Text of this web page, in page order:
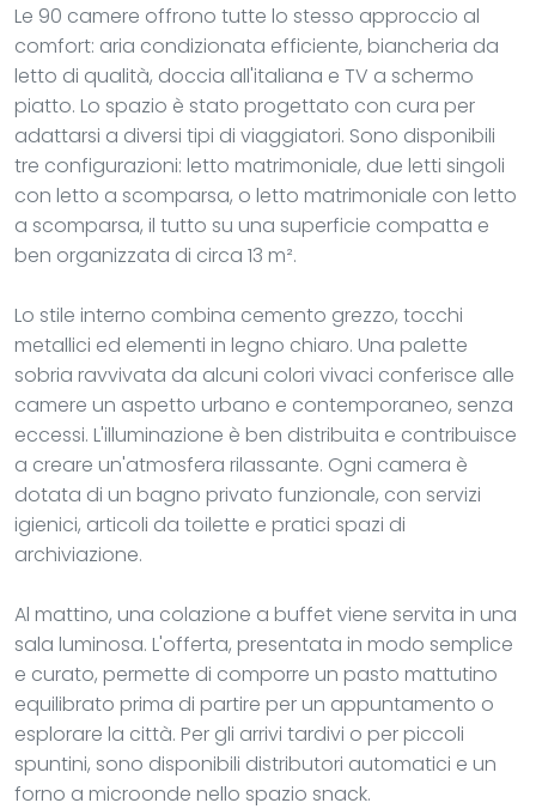
Le 90 camere offrono tutte lo stesso approccio al
comfort: aria condizionata efficiente, biancheria da
letto di qualità, doccia all'italiana e TV a schermo
piatto. Lo spazio è stato progettato con cura per
adattarsi a diversi tipi di viaggiatori. Sono disponibili
tre configurazioni: letto matrimoniale, due letti singoli
con letto a scomparsa, o letto matrimoniale con letto
a scomparsa, il tutto su una superficie compatta e
ben organizzata di circa 13 m².
Lo stile interno combina cemento grezzo, tocchi
metallici ed elementi in legno chiaro. Una palette
sobria ravvivata da alcuni colori vivaci conferisce alle
camere un aspetto urbano e contemporaneo, senza
eccessi. L'illuminazione è ben distribuita e contribuisce
a creare un'atmosfera rilassante. Ogni camera è
dotata di un bagno privato funzionale, con servizi
igienici, articoli da toilette e pratici spazi di
archiviazione.
Al mattino, una colazione a buffet viene servita in una
sala luminosa. L'offerta, presentata in modo semplice
e curato, permette di comporre un pasto mattutino
equilibrato prima di partire per un appuntamento o
esplorare la città. Per gli arrivi tardivi o per piccoli
spuntini, sono disponibili distributori automatici e un
forno a microonde nello spazio snack.